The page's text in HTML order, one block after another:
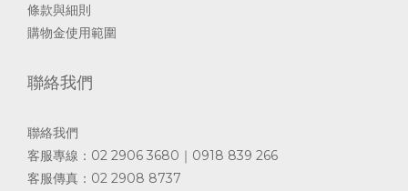
條款與細則
購物金使用範圍
聯絡我們
聯絡我們
客服專線：02 2906 3680｜0918 839 266
客服傳真：02 2908 8737